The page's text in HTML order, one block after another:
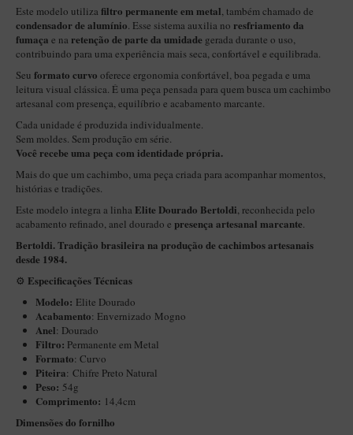
New Rose Polido
Petrus
Piccolo
Premium
Sextavado
Zuccardi
Callia
Encerado
Hobby
Speciale
BB Liso e Rústico
Elite Longo
Barolo
CACHIMBOS ARTESANAIS DE BRIAR ITALIANO
Maestro – Briar Italiano
Churchwarden – Briar Italiano
Jateado
Este modelo utiliza filtro permanente em metal, também chamado de
condensador de alumínio. Esse sistema auxilia no resfriamento da
fumaça e na retenção de parte da umidade gerada durante o uso,
contribuindo para uma experiência mais seca, confortável e equilibrada.
Seu formato curvo oferece ergonomia confortável, boa pegada e uma
leitura visual clássica. É uma peça pensada para quem busca um cachimbo
artesanal com presença, equilíbrio e acabamento marcante.
Cada unidade é produzida individualmente.
Sem moldes. Sem produção em série.
Você recebe uma peça com identidade própria.
Mais do que um cachimbo, uma peça criada para acompanhar momentos,
histórias e tradições.
Este modelo integra a linha Elite Dourado Bertoldi, reconhecida pelo
acabamento refinado, anel dourado e presença artesanal marcante.
Bertoldi. Tradição brasileira na produção de cachimbos artesanais
desde 1984.
⚙️ Especificações Técnicas
Modelo: Elite Dourado
Acabamento: Envernizado Mogno
Anel: Dourado
Filtro: Permanente em Metal
Formato: Curvo
Piteira: Chifre Preto Natural
Peso: 54g
Comprimento: 14,4cm
Dimensões do fornilho